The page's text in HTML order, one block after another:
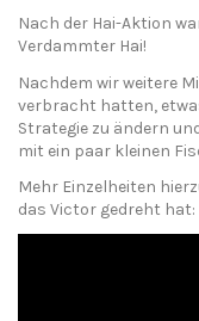
Nach der Hai-Aktion
Verdammter Hai!
Nachdem wir weitere
verbracht hatten,
Strategie zu ändern
mit ein paar kleinen
Mehr Einzelheiten
das Victor gedreht hat: